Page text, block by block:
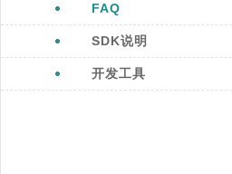
FAQ
SDK说明
开发工具